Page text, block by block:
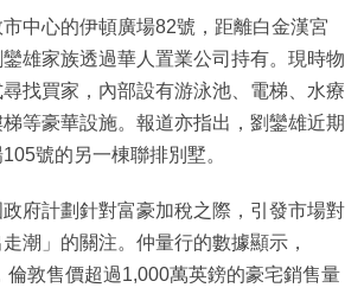
中心的伊頓廣場82號，距離白金漢宮
雄家族透過華人置業公司持有。現時物
找買家，內部設有游泳池、電梯、水療
等豪華設施。報道亦指出，劉鑾雄近期
號的另一棟聯排別墅。
府計劃針對富豪加稅之際，引發市場對
潮」的關注。仲量行的數據顯示，
倫敦售價超過1,000萬英鎊的豪宅銷售量